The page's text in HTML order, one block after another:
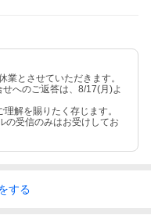
とさせていただきます。
へのご返答は、8/17(月)よ
解を賜りたく存じます。
の受信のみはお受けしてお
する